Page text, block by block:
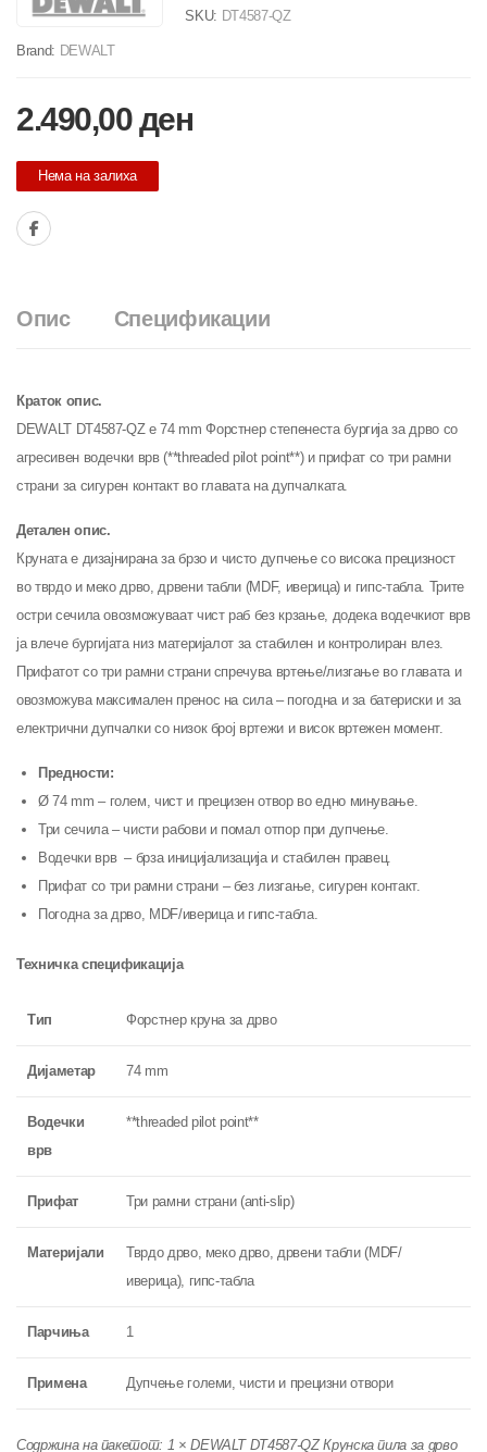
SKU: DT4587-QZ
Brand: DEWALT
2.490,00ден
Нема на залиха
Опис Спецификации
Краток опис.
DEWALT DT4587-QZ е 74 mm Форстнер степенеста бургија за дрво со
агресивен водечки врв (**threaded pilot point**) и прифат со три рамни
страни за сигурен контакт во главата на дупчалката.
Детален опис.
Круната е дизајнирана за брзо и чисто дупчење со висока прецизност
во тврдо и меко дрво, дрвени табли (MDF, иверица) и гипс-табла. Трите
остри сечила овозможуваат чист раб без крзање, додека водечкиот врв
ја влече бургијата низ материјалот за стабилен и контролиран влез.
Прифатот со три рамни страни спречува вртење/лизгање во главата и
овозможува максимален пренос на сила – погодна и за батериски и за
електрични дупчалки со низок број вртежи и висок вртежен момент.
Предности:
Ø 74 mm – голем, чист и прецизен отвор во едно минување.
Три сечила – чисти рабови и помал отпор при дупчење.
Водечки врв – брза иницијализација и стабилен правец.
Прифат со три рамни страни – без лизгање, сигурен контакт.
Погодна за дрво, MDF/иверица и гипс-табла.
Техничка спецификација
Тип Форстнер круна за дрво
Дијаметар 74 mm
Водечки
врв
**threaded pilot point**
Прифат Три рамни страни (anti-slip)
Материјали
Тврдо дрво, меко дрво, дрвени табли (MDF/
иверица), гипс-табла
Парчиња 1
Примена Дупчење големи, чисти и прецизни отвори
Содржина на пакетот: 1 × DEWALT DT4587-QZ Крунска пила за дрво